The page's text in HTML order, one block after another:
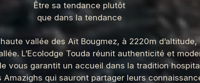
Être sa tendance plutôt
que dans la tendance
vallée des Aït Bougmez, à 2220m d’altitude,
L’Ecolodge Touda réunit authenticité et
vous garantit un accueil dans la tradition
Amazighs qui sauront partager leurs